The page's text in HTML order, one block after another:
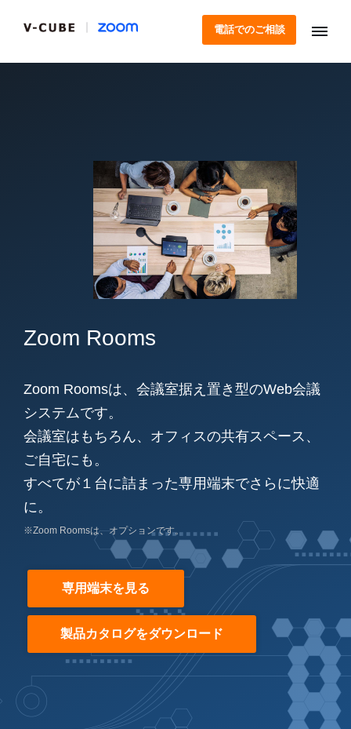
電話でのご相談
Zoom Rooms
Zoom Roomsは、会議室据え置き型のWeb会議
システムです。
会議室はもちろん、オフィスの共有スペース、
ご自宅にも。
すべてが１台に詰まった専用端末でさらに快適
に。
※Zoom Roomsは、オプションです。
専用端末を見る
製品カタログをダウンロード